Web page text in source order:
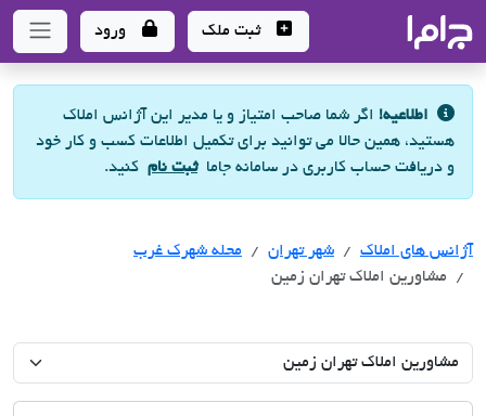
- سامانه جامع املاک و مشاورین املاک
ثبت ملک ورود
اطلاعیه! اگر شما صاحب امتیاز و یا مدیر این آژانس املاک
هستید، همین حالا می توانید برای تکمیل اطلاعات کسب و کار خود
و دریافت حساب کاربری در سامانه جاماثبت نام کنید.
آژانس های املاک آژانس های املاک
شهر تهران آژانس های املاک
محله شهرک غرب
مشاورین املاک تهران زمین